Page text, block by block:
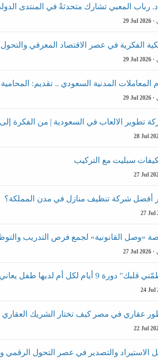
د. رباب المعبي تشارك متحدثةً في المنتدى
29 Jul 2026
الفكرية في عصر الاقتصاد المعرفي
29 Jul 2026
المعاملات المدنية السعودي .. تقديم:
29 Jul 2026
تطوير الالعاب في السعودية | من الفكرة
28 Jul
سبليت مع التركيب
27 Jul
أفضل شركة تنظيف منازل في مدن المملكة؟
27 Jul
«وصل القانونية» لجمع فرص التدريب
27 Jul 2026
أيام لكل أم لديها طفل يعاني من فرط النشاط
24 Jul
عقاري في مصر كيف تختار الشريك العقاري
22 Jul
والتصدير في عصر التحول الرقمي